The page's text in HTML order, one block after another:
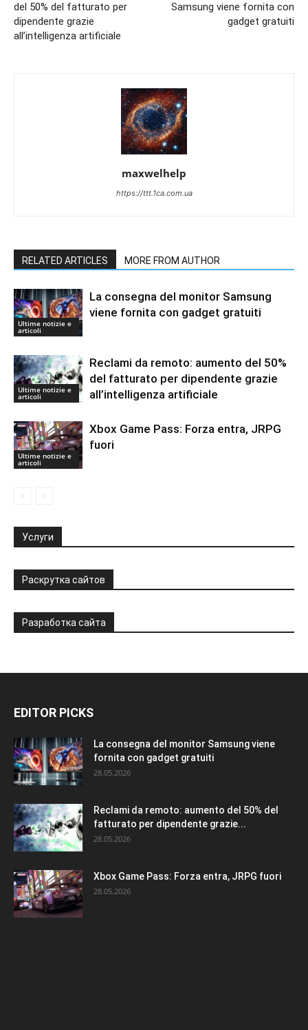
del 50% del fatturato per
dipendente grazie
all’intelligenza artificiale
Samsung viene fornita con
gadget gratuiti
maxwelhelp
https://ttt.1ca.com.ua
RELATED ARTICLES MORE FROM AUTHOR
Ultime notizie e
articoli
La consegna del monitor Samsung
viene fornita con gadget gratuiti
Ultime notizie e
articoli
Reclami da remoto: aumento del 50%
del fatturato per dipendente grazie
all’intelligenza artificiale
Ultime notizie e
articoli
Xbox Game Pass: Forza entra, JRPG
fuori
Услуги
Раскрутка сайтов
Разработка сайта
EDITOR PICKS
La consegna del monitor Samsung viene
fornita con gadget gratuiti
28.05.2026
Reclami da remoto: aumento del 50% del
fatturato per dipendente grazie...
28.05.2026
Xbox Game Pass: Forza entra, JRPG fuori
28.05.2026